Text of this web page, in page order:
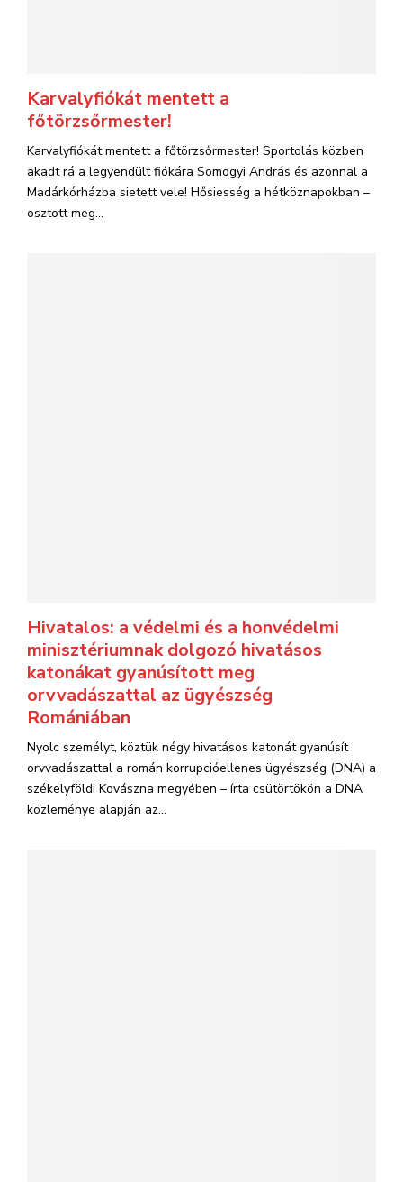
Karvalyfiókát mentett a
főtörzsőrmester!
Karvalyfiókát mentett a főtörzsőrmester! Sportolás közben
akadt rá a legyendült fiókára Somogyi András és azonnal a
Madárkórházba sietett vele! Hősiesség a hétköznapokban –
osztott meg...
Hivatalos: a védelmi és a honvédelmi
minisztériumnak dolgozó hivatásos
katonákat gyanúsított meg
orvvadászattal az ügyészség
Romániában
Nyolc személyt, köztük négy hivatásos katonát gyanúsít
orvvadászattal a román korrupcióellenes ügyészség (DNA) a
székelyföldi Kovászna megyében – írta csütörtökön a DNA
közleménye alapján az...